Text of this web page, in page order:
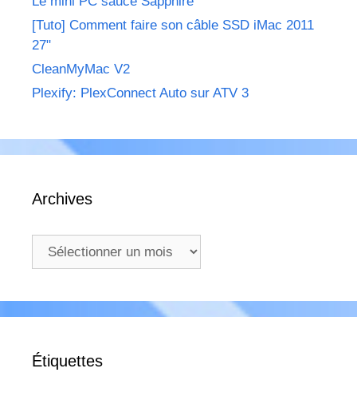
[Tuto] Comment faire son câble SSD iMac 2011
27"
CleanMyMac V2
Plexify: PlexConnect Auto sur ATV 3
Archives
Archives
Étiquettes